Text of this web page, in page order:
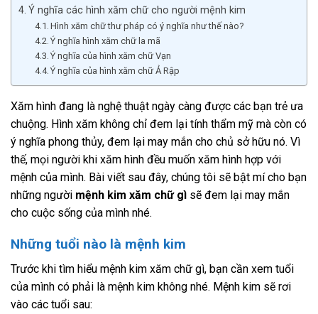
Ý nghĩa các hình xăm chữ cho người mệnh kim
Hình xăm chữ thư pháp có ý nghĩa như thế nào?
Ý nghĩa hình xăm chữ la mã
Ý nghĩa của hình xăm chữ Vạn
Ý nghĩa của hình xăm chữ Ả Rập
Xăm hình đang là nghệ thuật ngày càng được các bạn trẻ ưa
chuộng. Hình xăm không chỉ đem lại tính thẩm mỹ mà còn có
ý nghĩa phong thủy, đem lại may mắn cho chủ sở hữu nó. Vì
thế, mọi người khi xăm hình đều muốn xăm hình hợp với
mệnh của mình. Bài viết sau đây, chúng tôi sẽ bật mí cho bạn
những người mệnh kim xăm chữ gì sẽ đem lại may mắn
cho cuộc sống của mình nhé.
Những tuổi nào là mệnh kim
Trước khi tìm hiểu mệnh kim xăm chữ gì, bạn cần xem tuổi
của mình có phải là mệnh kim không nhé. Mệnh kim sẽ rơi
vào các tuổi sau: